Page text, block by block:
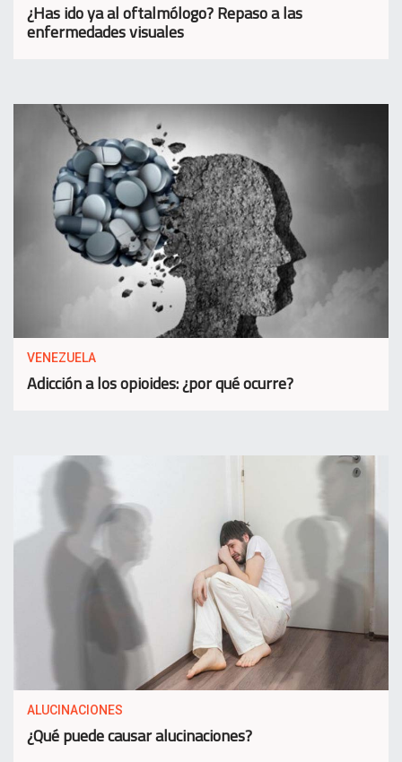
¿Has ido ya al oftalmólogo? Repaso a las
enfermedades visuales
VENEZUELA
Adicción a los opioides: ¿por qué ocurre?
ALUCINACIONES
¿Qué puede causar alucinaciones?